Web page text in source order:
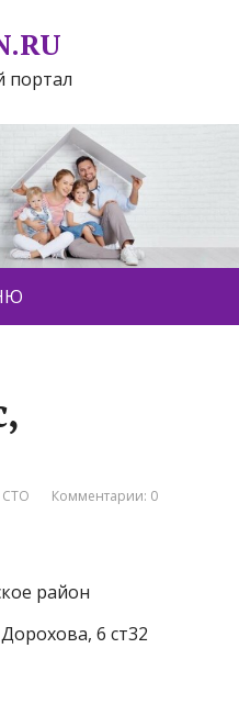
портал
СТО Комментарии: 0
район
6 ст32